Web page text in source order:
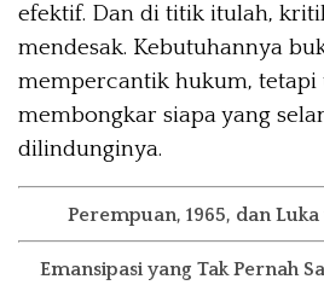
efektif. Dan di titik itulah,
mendesak. Kebutuhannya
mempercantik hukum, tetapi
membongkar siapa yang
dilindunginya.
Perempuan, 1965, dan
Emansipasi yang Tak Pernah